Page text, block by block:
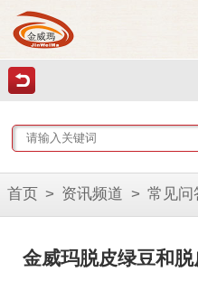
首页 > 资讯频道 > 常见问
金威玛脱皮绿豆和